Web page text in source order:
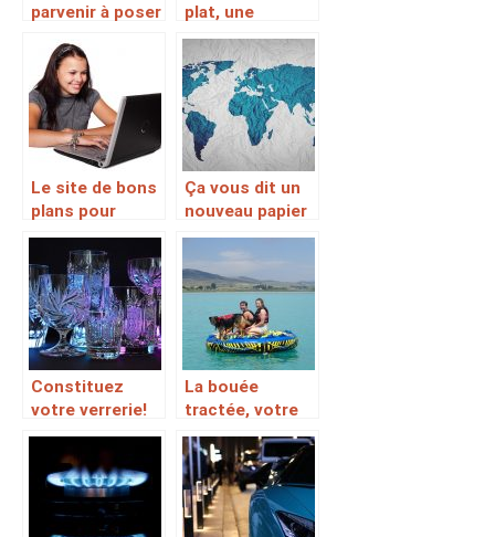
parvenir à poser
manière
professionnelle
?
plat, une
révolution dans
le chauffage
Le site de bons
plans pour
appareils
électroménagers
et autre
Ça vous dit un
nouveau papier
peint pour vos
murs ? Nous
allons vous
donner les
meilleurs plans
Constituez
votre verrerie!
La bouée
tractée, votre
fidèle
accessoire pour
vos glissades
sur l’eau en
famille